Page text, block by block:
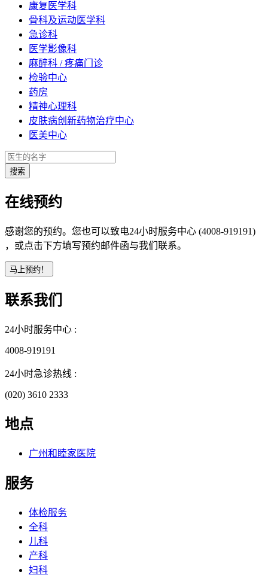
康复医学科
骨科及运动医学科
急诊科
医学影像科
麻醉科 / 疼痛门诊
检验中心
药房
精神心理科
皮肤病创新药物治疗中心
医美中心
在线预约
感谢您的预约。您也可以致电24小时服务中心 (4008-919191)
，或点击下方填写预约邮件函与我们联系。
联系我们
24小时服务中心 :
4008-919191
24小时急诊热线 :
(020) 3610 2333
地点
广州和睦家医院
服务
体检服务
全科
儿科
产科
妇科